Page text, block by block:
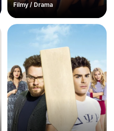
Filmy / Drama